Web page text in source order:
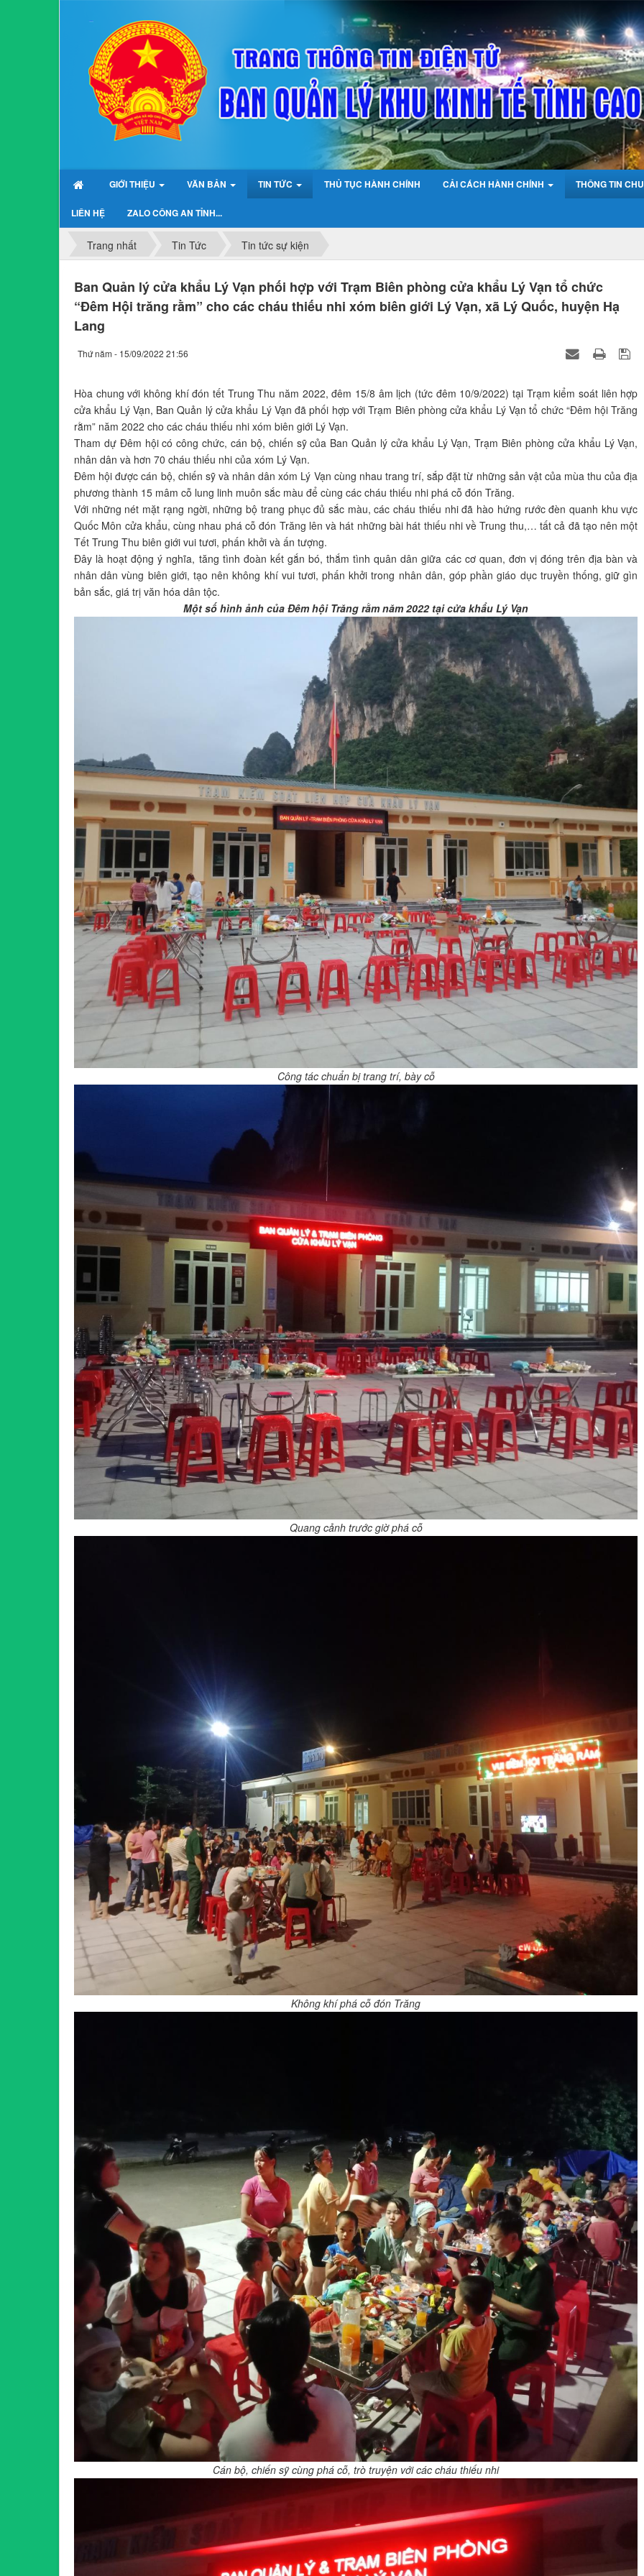
GIỚI THIỆU VĂN BẢN TIN TỨC THỦ TỤC HÀNH CHÍNH CẢI CÁCH HÀNH CHÍNH THÔNG TIN
LIÊN HỆ ZALO CÔNG AN TỈNH...
Trang nhất Tin Tức Tin tức sự kiện
Ban Quản lý cửa khẩu Lý Vạn phối hợp với Trạm Biên phòng cửa khẩu Lý Vạn tổ chức
“Đêm Hội trăng rằm” cho các cháu thiếu nhi xóm biên giới Lý Vạn, xã Lý Quốc, huyện Hạ
Lang
Thứ năm - 15/09/2022 21:56
Hòa chung với không khí đón tết Trung Thu năm 2022, đêm 15/8 âm lịch (tức đêm 10/9/2022) tại Trạm kiểm soát liên hợp
cửa khẩu Lý Vạn, Ban Quản lý cửa khẩu Lý Vạn đã phối hợp với Trạm Biên phòng cửa khẩu Lý Vạn tổ chức “Đêm hội Trăng
rằm” năm 2022 cho các cháu thiếu nhi xóm biên giới Lý Vạn.
Tham dự Đêm hội có công chức, cán bộ, chiến sỹ của Ban Quản lý cửa khẩu Lý Vạn, Trạm Biên phòng cửa khẩu Lý Vạn,
nhân dân và hơn 70 cháu thiếu nhi của xóm Lý Vạn.
Đêm hội được cán bộ, chiến sỹ và nhân dân xóm Lý Vạn cùng nhau trang trí, sắp đặt từ những sản vật của mùa thu của địa
phương thành 15 mâm cỗ lung linh muôn sắc màu để cùng các cháu thiếu nhi phá cỗ đón Trăng.
Với những nét mặt rạng ngời, những bộ trang phục đủ sắc màu, các cháu thiếu nhi đã hào hứng rước đèn quanh khu vực
Quốc Môn cửa khẩu, cùng nhau phá cỗ đón Trăng lên và hát những bài hát thiếu nhi về Trung thu,… tất cả đã tạo nên một
Tết Trung Thu biên giới vui tươi, phấn khởi và ấn tượng.
Đây là hoạt động ý nghĩa, tăng tình đoàn kết gắn bó, thắm tình quân dân giữa các cơ quan, đơn vị đóng trên địa bàn và
nhân dân vùng biên giới, tạo nên không khí vui tươi, phấn khởi trong nhân dân, góp phần giáo dục truyền thống, giữ gìn
bản sắc, giá trị văn hóa dân tộc.
Một số hình ảnh của Đêm hội Trăng rằm năm 2022 tại cửa khẩu Lý Vạn
Công tác chuẩn bị trang trí, bày cỗ
Quang cảnh trước giờ phá cỗ
Không khí phá cỗ đón Trăng
Cán bộ, chiến sỹ cùng phá cỗ, trò truyện với các cháu thiếu nhi